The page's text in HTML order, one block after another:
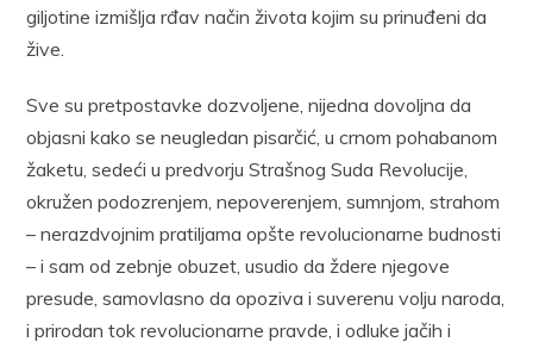
giljotine izmišlja rđav način života kojim su prinuđeni da
žive.
Sve su pretpostavke dozvoljene, nijedna dovoljna da
objasni kako se neugledan pisarčić, u crnom pohabanom
žaketu, sedeći u predvorju Strašnog Suda Revolucije,
okružen podozrenjem, nepoverenjem, sumnjom, strahom
– nerazdvojnim pratiljama opšte revolucionarne budnosti
– i sam od zebnje obuzet, usudio da ždere njegove
presude, samovlasno da opoziva i suverenu volju naroda,
i prirodan tok revolucionarne pravde, i odluke jačih i